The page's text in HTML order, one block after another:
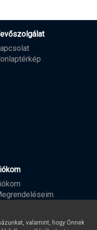
valamint, hogy Önnek